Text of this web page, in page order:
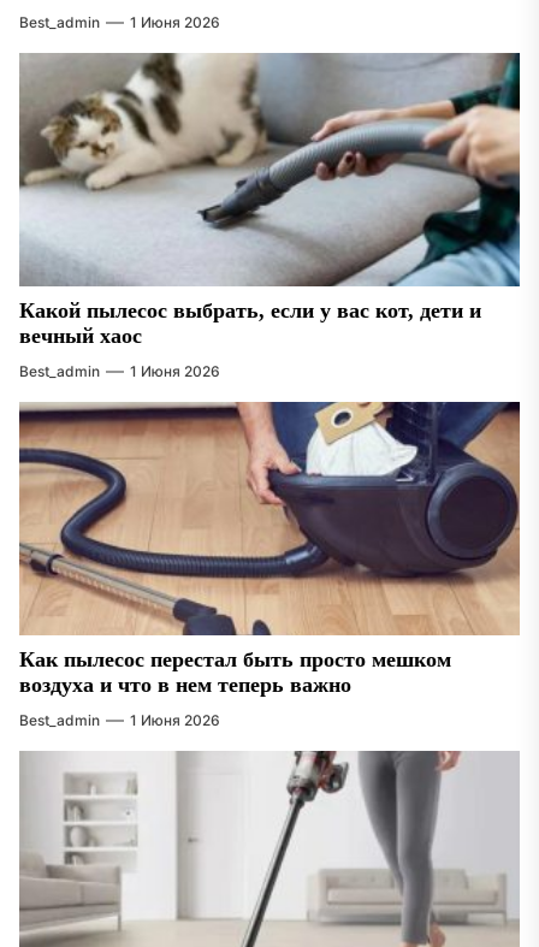
Best_admin 1 Июня 2026
Какой пылесос выбрать, если у вас кот, дети и
вечный хаос
Best_admin 1 Июня 2026
Как пылесос перестал быть просто мешком
воздуха и что в нем теперь важно
Best_admin 1 Июня 2026